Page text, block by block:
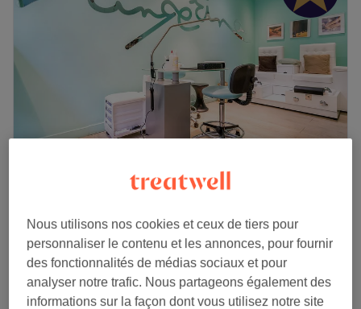
Mozoe - Paris 9
Opéra, Paris
Montrer sur la carte
"Happy hours"
Manucure et pose de vernis
semi-permanent
40 min - 45 min
à partir de
Économisez jusqu'à 20%
Nous utilisons nos cookies et ceux de tiers pour
personnaliser le contenu et les annonces, pour fournir
des fonctionnalités de médias sociaux et pour
analyser notre trafic. Nous partageons également des
informations sur la façon dont vous utilisez notre site